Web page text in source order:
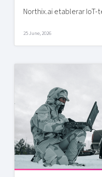
Northix.ai etablerar IoT-
25 June, 2026